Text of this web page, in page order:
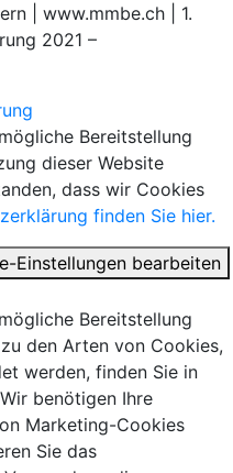
| www.mmbe.ch | 1.
2021 –
Bereitstellung
dieser Website
dass wir Cookies
finden Sie hier.
Einstellungen bearbeiten
Bereitstellung
den Arten von Cookies,
werden, finden Sie in
benötigen Ihre
Marketing-Cookies
Sie das